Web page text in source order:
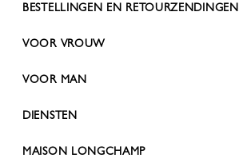
BESTELLINGEN EN RETOURZENDINGEN
VOOR VROUW
VOOR MAN
DIENSTEN
MAISON LONGCHAMP